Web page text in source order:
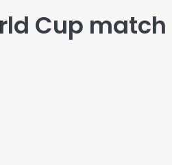
Cup match